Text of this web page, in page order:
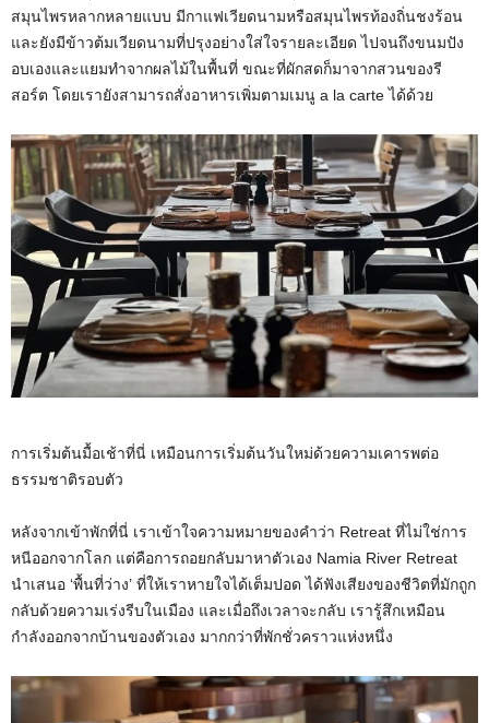
สมุนไพรหลากหลายแบบ มีกาแฟเวียดนามหรือสมุนไพรท้องถิ่นชงร้อน
และยังมีข้าวต้มเวียดนามที่ปรุงอย่างใส่ใจรายละเอียด ไปจนถึงขนมปัง
อบเองและแยมทำจากผลไม้ในพื้นที่ ขณะที่ผักสดก็มาจากสวนของรี
สอร์ต โดยเรายังสามารถสั่งอาหารเพิ่มตามเมนู a la carte ได้ด้วย
การเริ่มต้นมื้อเช้าที่นี่ เหมือนการเริ่มต้นวันใหม่ด้วยความเคารพต่อ
ธรรมชาติรอบตัว
หลังจากเข้าพักที่นี่ เราเข้าใจความหมายของคำว่า Retreat ที่ไม่ใช่การ
หนีออกจากโลก แต่คือการถอยกลับมาหาตัวเอง Namia River Retreat
นำเสนอ ‘พื้นที่ว่าง’ ที่ให้เราหายใจได้เต็มปอด ได้ฟังเสียงของชีวิตที่มักถูก
กลับด้วยความเร่งรีบในเมือง และเมื่อถึงเวลาจะกลับ เรารู้สึกเหมือน
กำลังออกจากบ้านของตัวเอง มากกว่าที่พักชั่วคราวแห่งหนึ่ง